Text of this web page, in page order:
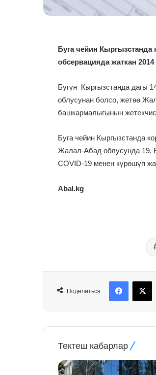
Буга чейин Кыргызстанда
обсервацияда жаткан
Бугүн Кыргызстанда дагы
облусунан болсо, жетөө
башкармалыгынын
Буга чейин Кыргызстанда
Жалал-Абад облусунда 19,
COVID-19 менен күрөшүп
Abal.kg
Поделиться
FacebookX
Тектеш кабарлар